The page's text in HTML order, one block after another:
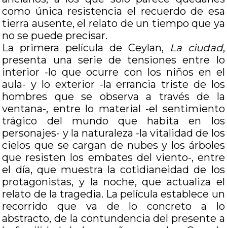
como única resistencia el recuerdo de esa
tierra ausente, el relato de un tiempo que ya
no se puede precisar.
La primera película de Ceylan, La ciudad,
presenta una serie de tensiones entre lo
interior -lo que ocurre con los niños en el
aula- y lo exterior -la errancia triste de los
hombres que se observa a través de la
ventana-, entre lo material -el sentimiento
trágico del mundo que habita en los
personajes- y la naturaleza -la vitalidad de los
cielos que se cargan de nubes y los árboles
que resisten los embates del viento-, entre
el día, que muestra la cotidianeidad de los
protagonistas, y la noche, que actualiza el
relato de la tragedia. La película establece un
recorrido que va de lo concreto a lo
abstracto, de la contundencia del presente a